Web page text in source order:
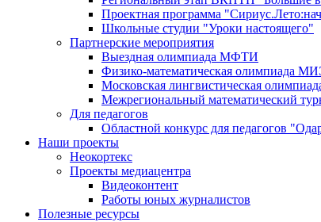
Проектная программа
Школьные студии "Уроки настоящего"
Партнерские мероприятия
Выездная олимпиада МФТИ
Физико-математическая олимпиада
Московская лингвистическая
Межрегиональный математический
Для педагогов
Областной конкурс для педагогов
Наши проекты
Неокортекс
Проекты медиацентра
Видеоконтент
Работы юных журналистов
Полезные ресурсы